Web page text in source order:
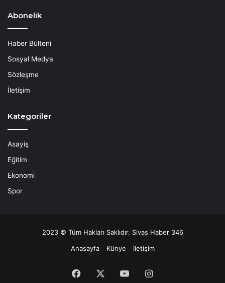
Abonelik
Haber Bülteni
Sosyal Medya
Sözleşme
İletişim
Kategoriler
Asayiş
Eğitim
Ekonomi
Spor
2023 © Tüm Hakları Saklıdır. Sivas Haber 346
Anasayfa
Künye İletişim
Facebook YouTubeInstagram